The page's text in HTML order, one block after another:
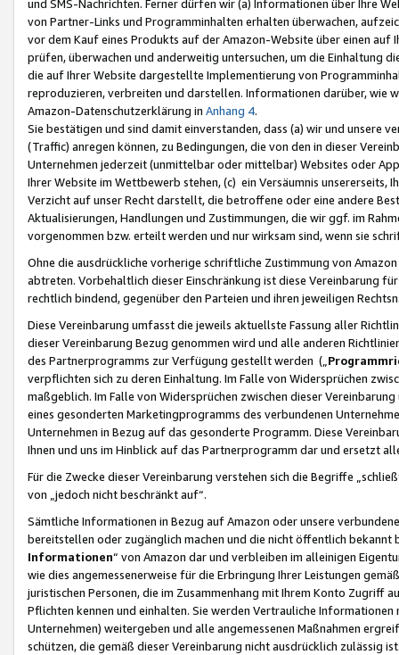
und SMS-Nachrichten. Ferner dürfen wir (a) Informationen über Ihre
von Partner-Links und Programminhalten erhalten überwachen,
vor dem Kauf eines Produkts auf der Amazon-Website über einen
prüfen, überwachen und anderweitig untersuchen, um die Einhaltung
die auf Ihrer Website dargestellte Implementierung von
reproduzieren, verbreiten und darstellen. Informationen darüber, wie
Amazon-Datenschutzerklärung in Anhang 4.
Sie bestätigen und sind damit einverstanden, dass (a) wir und
(Traffic) anregen können, zu Bedingungen, die von den in dieser
Unternehmen jederzeit (unmittelbar oder mittelbar) Websites oder
Ihrer Website im Wettbewerb stehen, (c) ein Versäumnis unsererseits,
Verzicht auf unser Recht darstellt, die betroffene oder eine andere
Aktualisierungen, Handlungen und Zustimmungen, die wir ggf. im
vorgenommen bzw. erteilt werden und nur wirksam sind, wenn sie
Ohne die ausdrückliche vorherige schriftliche Zustimmung von
abtreten. Vorbehaltlich dieser Einschränkung ist diese Vereinbarung
rechtlich bindend, gegenüber den Parteien und ihren jeweiligen
Diese Vereinbarung umfasst die jeweils aktuellste Fassung aller
dieser Vereinbarung Bezug genommen wird und alle anderen
des Partnerprogramms zur Verfügung gestellt werden („
verpflichten sich zu deren Einhaltung. Im Falle von Widersprüchen
maßgeblich. Im Falle von Widersprüchen zwischen dieser
eines gesonderten Marketingprogramms des verbundenen
Unternehmen in Bezug auf das gesonderte Programm. Diese
Ihnen und uns im Hinblick auf das Partnerprogramm dar und ersetzt
Für die Zwecke dieser Vereinbarung verstehen sich die Begriffe
von „jedoch nicht beschränkt auf“.
Sämtliche Informationen in Bezug auf Amazon oder unsere
bereitstellen oder zugänglich machen und die nicht öffentlich
Informationen“ von Amazon dar und verbleiben im alleinigen
wie dies angemessenerweise für die Erbringung Ihrer Leistungen
juristischen Personen, die im Zusammenhang mit Ihrem Konto
Pflichten kennen und einhalten. Sie werden Vertrauliche
Unternehmen) weitergeben und alle angemessenen Maßnahmen
schützen, die gemäß dieser Vereinbarung nicht ausdrücklich zulässig